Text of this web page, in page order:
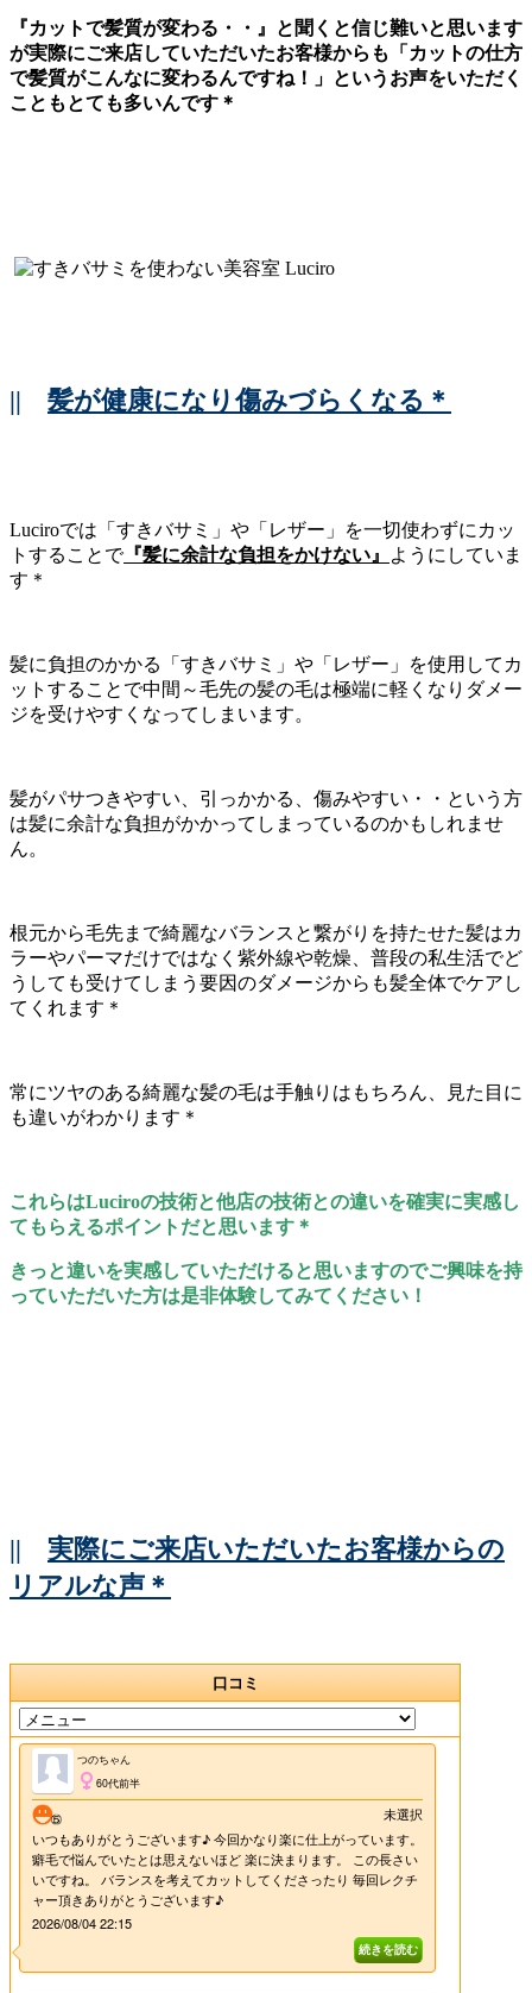
『カットで髪質が変わる・・』と聞くと信じ難いと思います
が実際にご来店していただいたお客様からも「カットの仕方
で髪質がこんなに変わるんですね！」というお声をいただく
こともとても多いんです＊
|| 髪が健康になり傷みづらくなる＊
Luciroでは「すきバサミ」や「レザー」を一切使わずにカッ
トすることで『髪に余計な負担をかけない』
ようにしていま
す＊
髪に負担のかかる「すきバサミ」や「レザー」を使用してカ
ットすることで中間～毛先の髪の毛は極端に軽くなりダメー
ジを受けやすくなってしまいます。
髪がパサつきやすい、引っかかる、傷みやすい・・という方
は髪に余計な負担がかかってしまっているのかもしれませ
ん。
根元から毛先まで綺麗なバランスと繋がりを持たせた髪はカ
ラーやパーマだけではなく紫外線や乾燥、普段の私生活でど
うしても受けてしまう要因のダメージからも髪全体でケアし
てくれます＊
常にツヤのある綺麗な髪の毛は手触りはもちろん、見た目に
も違いがわかります＊
これらはLuciroの技術と他店の技術との違いを確実に実感し
てもらえるポイントだと思います＊
きっと違いを実感していただけると思いますのでご興味を持
っていただいた方は是非体験してみてください！
|| 実際にご来店いただいたお客様からの
リアルな声＊